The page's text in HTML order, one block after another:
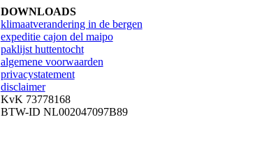
DOWNLOADS
klimaatverandering in de bergen
expeditie cajon del maipo
paklijst huttentocht
algemene voorwaarden
privacystatement
disclaimer
KvK 73778168
BTW-ID NL002047097B89